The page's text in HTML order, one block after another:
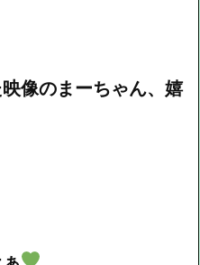
像のまーちゃん、嬉